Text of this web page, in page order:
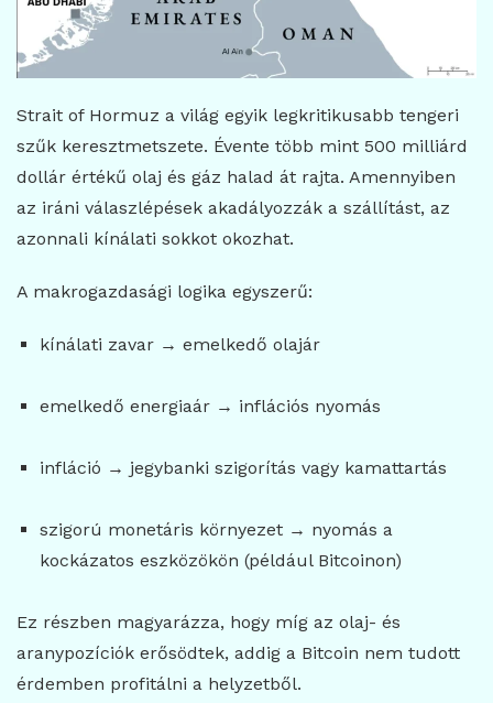
Strait of Hormuz a világ egyik legkritikusabb tengeri
szűk keresztmetszete. Évente több mint 500 milliárd
dollár értékű olaj és gáz halad át rajta. Amennyiben
az iráni válaszlépések akadályozzák a szállítást, az
azonnali kínálati sokkot okozhat.
A makrogazdasági logika egyszerű:
kínálati zavar → emelkedő olajár
emelkedő energiaár → inflációs nyomás
infláció → jegybanki szigorítás vagy kamattartás
szigorú monetáris környezet → nyomás a
kockázatos eszközökön (például Bitcoinon)
Ez részben magyarázza, hogy míg az olaj- és
aranypozíciók erősödtek, addig a Bitcoin nem tudott
érdemben profitálni a helyzetből.